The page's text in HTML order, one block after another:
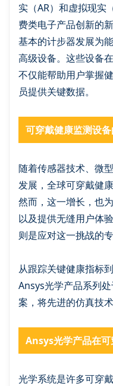
实（AR）和虚拟现实
费类电子产品创新的
基本的计步器发展为
高级设备。这些设备
不仅能帮助用户掌握
员提供关键数据。
可穿戴健康监测设
随着传感器技术、微
发展，全球可穿戴健
然而，这一增长，也
以及提供无缝用户体
则是应对这一挑战的
从跟踪关键健康指标
Ansys光学产品系列
案，将先进的仿真技
Ansys光学产品在
光学系统是许多可穿